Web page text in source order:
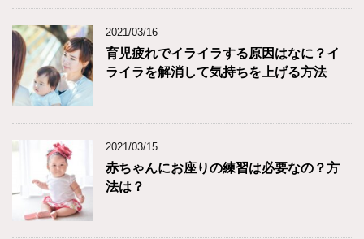
2021/03/16
育児疲れでイライラする原因はなに？イ
ライラを解消して気持ちを上げる方法
2021/03/15
赤ちゃんにお座りの練習は必要なの？方
法は？